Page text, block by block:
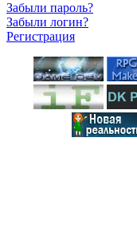
Забыли пароль?
Забыли логин?
Регистрация